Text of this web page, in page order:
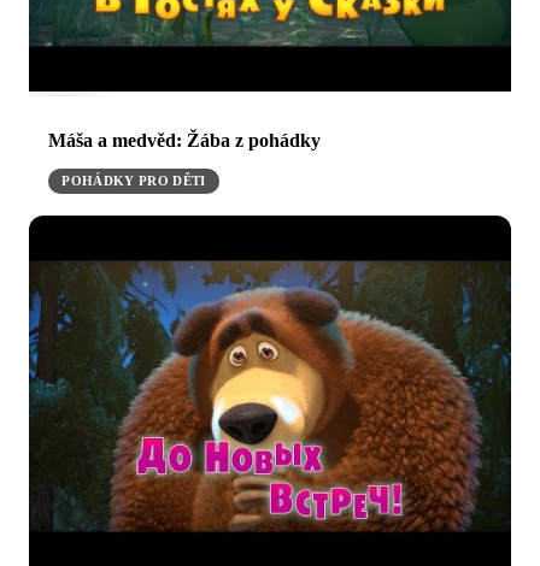
Máša a medvěd: Žába z pohádky
POHÁDKY PRO DĚTI